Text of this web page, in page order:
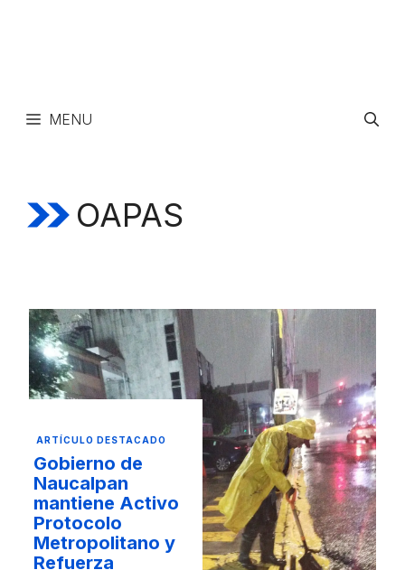
MENU
OAPAS
ARTÍCULO DESTACADO
Gobierno de
Naucalpan
mantiene Activo
Protocolo
Metropolitano y
Refuerza